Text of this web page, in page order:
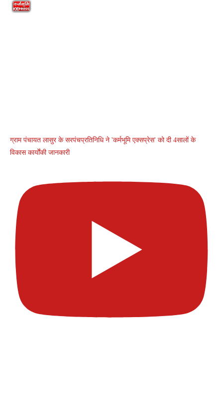
ग्राम पंचायत लासुर के सरपंचप्रतिनिधि ने 'कर्मभूमि एक्सप्रेस' को दी 4सालों के
विकास कार्योंकी जानकारी